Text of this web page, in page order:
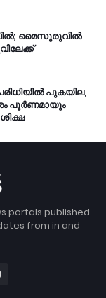
മൈസൂരുവിൽ
പുകയില,
പൂർണമായും
portals published
from in and